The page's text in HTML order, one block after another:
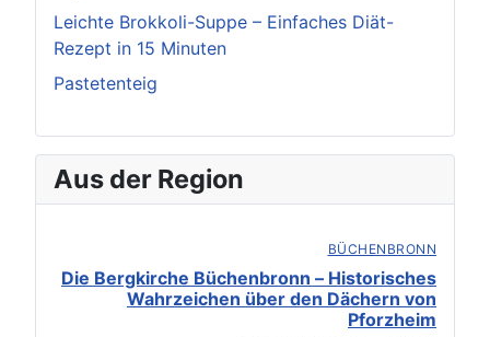
Leichte Brokkoli-Suppe – Einfaches Diät-
Rezept in 15 Minuten
Pastetenteig
Aus der Region
BÜCHENBRONN
Die Bergkirche Büchenbronn – Historisches
Wahrzeichen über den Dächern von
Pforzheim